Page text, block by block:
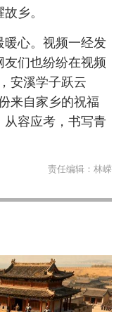
乡。
暖心。视频一经发
们也纷纷在视频
安溪学子跃云
来自家乡的祝福
从容应考，书写青
责任编辑： 林嵘